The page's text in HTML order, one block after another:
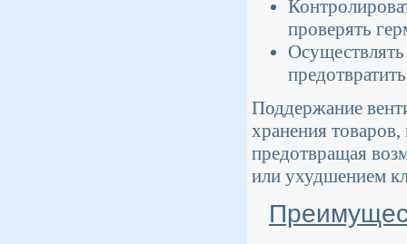
проверять
Поддержание
хранения
предотвращая
или ухудшением